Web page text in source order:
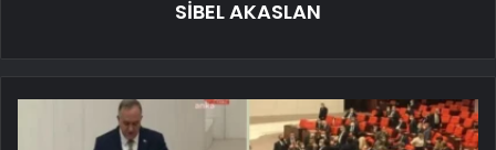
SİBEL AKASLAN